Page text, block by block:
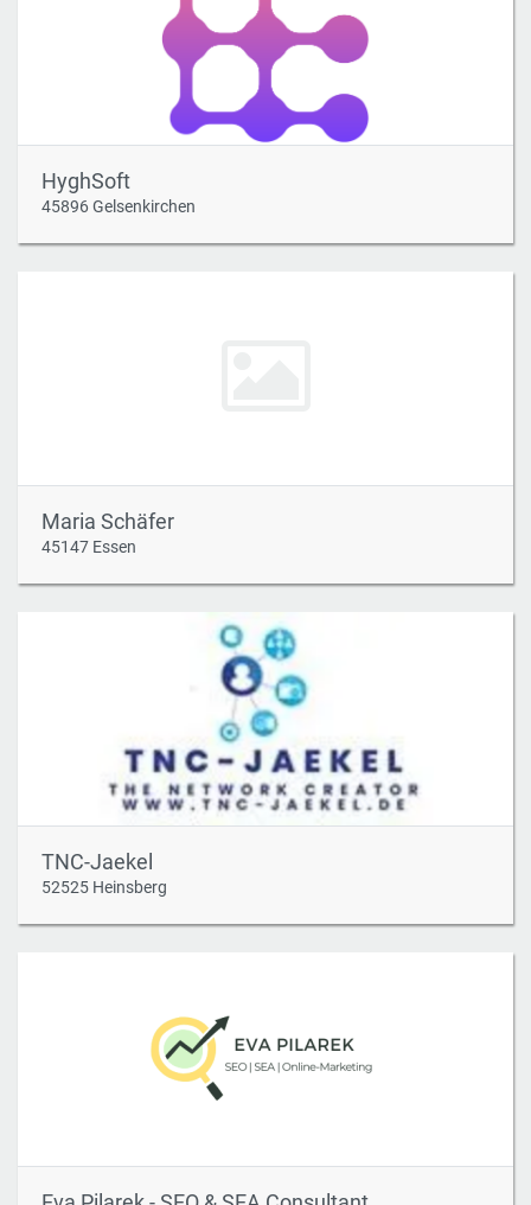
HyghSoft
45896 Gelsenkirchen
Maria Schäfer
45147 Essen
TNC-Jaekel
52525 Heinsberg